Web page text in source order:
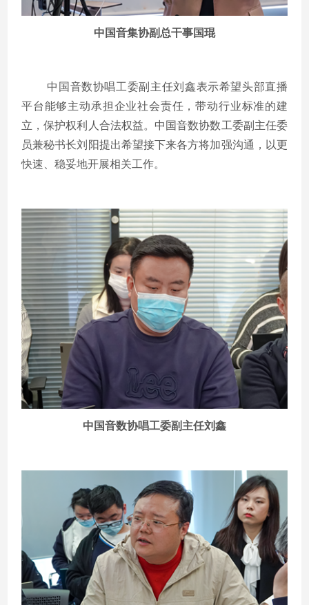
中国音集协副总干事国琨
中国音数协唱工委副主任刘鑫表示希望头部直播
平台能够主动承担企业社会责任，带动行业标准的建
立，保护权利人合法权益。中国音数协数工委副主任委
员兼秘书长刘阳提出希望接下来各方将加强沟通，以更
快速、稳妥地开展相关工作。
中国音数协唱工委副主任刘鑫